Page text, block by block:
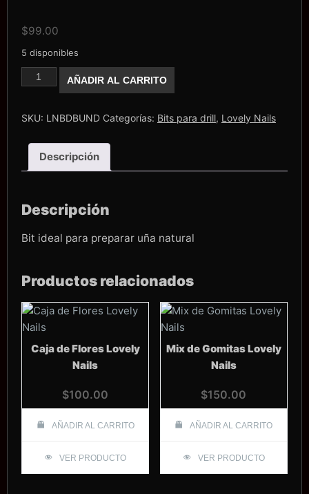
$99.00
5 disponibles
Bit
barril
ideal
uña
natural
cantidad
AÑADIR AL CARRITO
SKU: LNBDBUND Categorías: Bits para drill, Lovely Nails
Descripción
Descripción
Bit ideal para preparar uña natural
Productos relacionados
Caja de Flores Lovely
Nails
$100.00
AÑADIR AL CARRITO
VER PRODUCTO
Mix de Gomitas Lovely
Nails
$150.00
AÑADIR AL CARRITO
VER PRODUCTO